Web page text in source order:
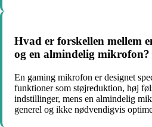
Hvad er forskellen mellem
og en almindelig mikrofon?
En gaming mikrofon er designet
funktioner som støjreduktion, høj
indstillinger, mens en almindelig
generel og ikke nødvendigvis